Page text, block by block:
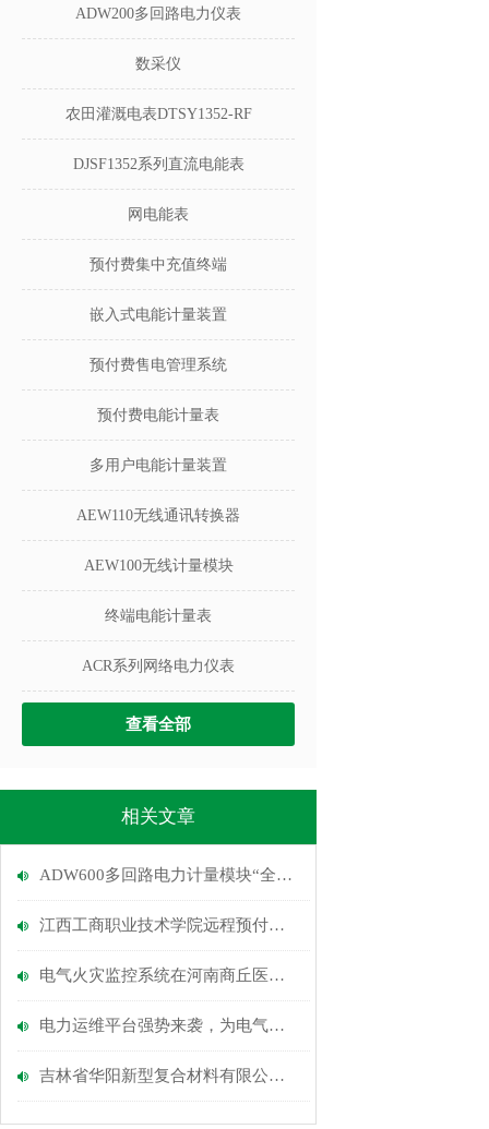
ADW200多回路电力仪表
数采仪
农田灌溉电表DTSY1352-RF
DJSF1352系列直流电能表
网电能表
预付费集中充值终端
嵌入式电能计量装置
预付费售电管理系统
预付费电能计量表
多用户电能计量装置
AEW110无线通讯转换器
AEW100无线计量模块
终端电能计量表
ACR系列网络电力仪表
查看全部
相关文章
ADW600多回路电力计量模块“全场景用电守护方案”
江西工商职业技术学院远程预付费电能管理系统
电气火灾监控系统在河南商丘医专项目上的应用
电力运维平台强势来袭，为电气火灾监控锦上添花
吉林省华阳新型复合材料有限公司10KV新建厂房电力监控系统的设计与应用